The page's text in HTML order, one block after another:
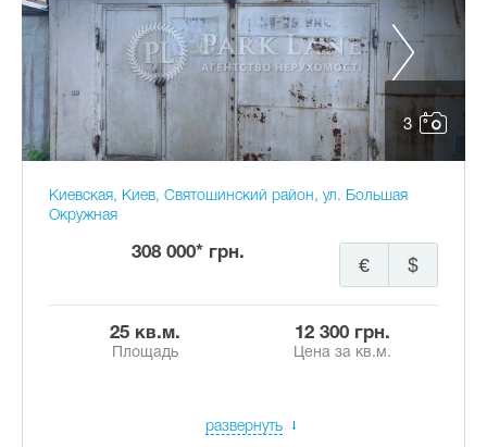
3
Киевская, Киев, Святошинский район, ул. Большая
Окружная
308 000* грн.
$
€
25 кв.м.
Площадь
12 300 грн.
Цена за кв.м.
развернуть